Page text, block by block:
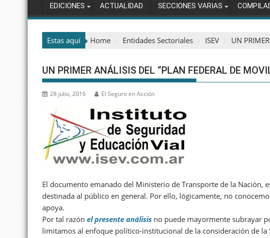
EDICIONES ACTUALIDAD SECCIONES VARIAS
Estas aquí Home Entidades Sectoriales ISEV UN
UN PRIMER ANÁLISIS DEL “PLAN FEDERAL DE
28 julio, 2016 El Seguro en Acción
El documento emanado del Ministerio de Transporte de la Nación,
destinada al público en general. Por ello, lógicamente, no
apoya.
Por tal razón el presente análisis no puede mayormente subrayar
limitamos al enfoque político-institucional de la consideración de la